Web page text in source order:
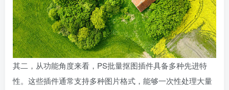
其二，从功能角度来看，PS批量抠图插件具备多种先进特
性。这些插件通常支持多种图片格式，能够一次性处理大量